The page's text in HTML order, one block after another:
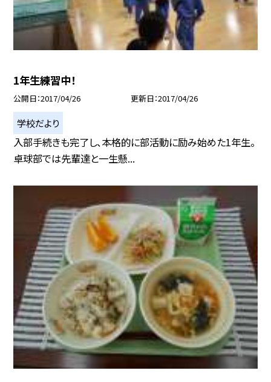
1年生練習中！
公開日 2017/04/26 更新日 2017/04/26
学校だより
入部手続きも完了し、本格的に部活動に励み始めた1年生。
卓球部では先輩達と一生懸...